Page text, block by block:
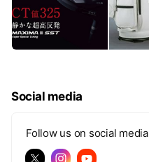
Social media
Follow us on social media